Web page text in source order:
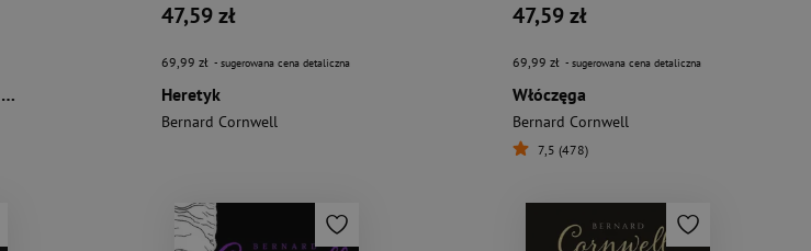
Nieprzyjaciel Boga [wyd. 3, 2024]
47,59 zł
69,99 zł - sugerowana cena detaliczna
Heretyk
Bernard Cornwell
47,59 zł
69,99 zł - sugerowana cena detaliczna
Włóczęga
Bernard Cornwell
7,5 (478)